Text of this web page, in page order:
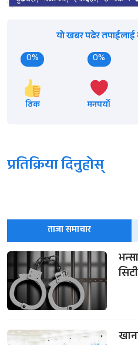
यो खबर पढेर
0%
ठिक
0%
मनपर्यो
प्रतिक्रिया दिनुहोस्
ताजा समाचार